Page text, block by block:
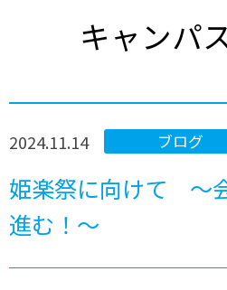
キャンパ
ブログ
2024.11.14
姫楽祭に向けて ～
進む！～